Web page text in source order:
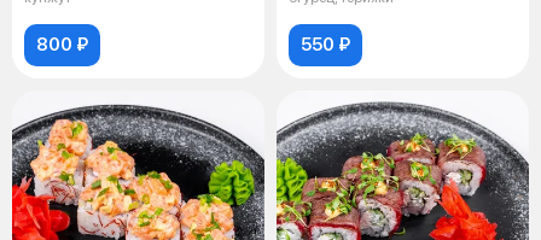
800 ₽ 550 ₽